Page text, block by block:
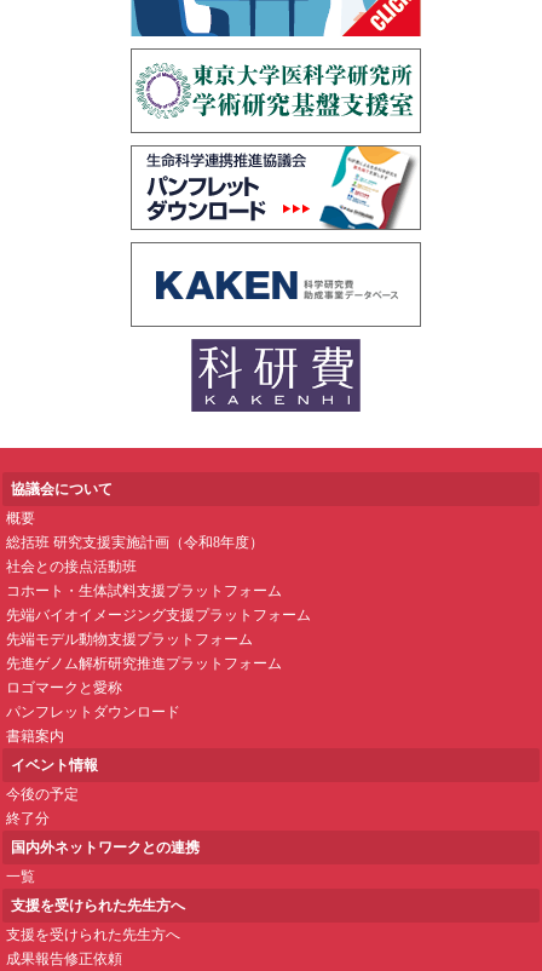
協議会について
概要
総括班 研究支援実施計画（令和8年度）
社会との接点活動班
コホート・生体試料支援プラットフォーム
先端バイオイメージング支援プラットフォーム
先端モデル動物支援プラットフォーム
先進ゲノム解析研究推進プラットフォーム
ロゴマークと愛称
パンフレットダウンロード
書籍案内
イベント情報
今後の予定
終了分
国内外ネットワークとの連携
一覧
支援を受けられた先生方へ
支援を受けられた先生方へ
成果報告修正依頼